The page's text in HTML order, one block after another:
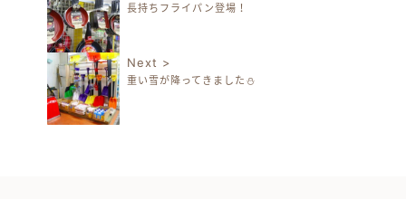
投稿ナビゲーション
長持ちフライパン登場！
Next >
重い雪が降ってきました⛄